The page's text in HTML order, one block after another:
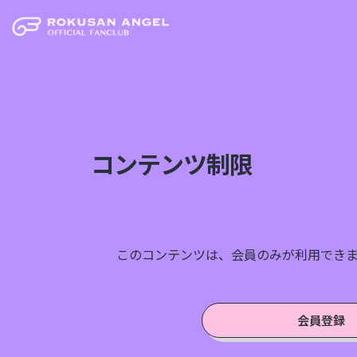
コンテンツ制限
このコンテンツは、会員のみが利用でき
会員登録